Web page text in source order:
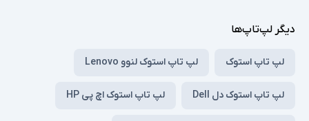
دیگر لپ‌تاپ‌ها
لپ تاپ استوک لپ تاپ استوک لنوو Lenovo
لپ تاپ استوک دل Dell لپ تاپ استوک اچ پی HP